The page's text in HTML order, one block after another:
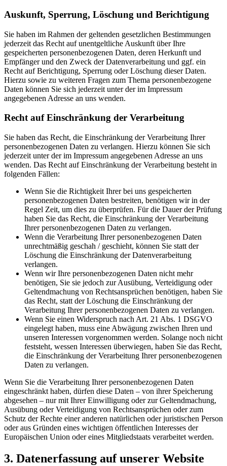
Auskunft, Sperrung, Löschung und Berichtigung
Sie haben im Rahmen der geltenden gesetzlichen Bestimmungen
jederzeit das Recht auf unentgeltliche Auskunft über Ihre
gespeicherten personenbezogenen Daten, deren Herkunft und
Empfänger und den Zweck der Datenverarbeitung und ggf. ein
Recht auf Berichtigung, Sperrung oder Löschung dieser Daten.
Hierzu sowie zu weiteren Fragen zum Thema personenbezogene
Daten können Sie sich jederzeit unter der im Impressum
angegebenen Adresse an uns wenden.
Recht auf Einschränkung der Verarbeitung
Sie haben das Recht, die Einschränkung der Verarbeitung Ihrer
personenbezogenen Daten zu verlangen. Hierzu können Sie sich
jederzeit unter der im Impressum angegebenen Adresse an uns
wenden. Das Recht auf Einschränkung der Verarbeitung besteht in
folgenden Fällen:
Wenn Sie die Richtigkeit Ihrer bei uns gespeicherten
personenbezogenen Daten bestreiten, benötigen wir in der
Regel Zeit, um dies zu überprüfen. Für die Dauer der Prüfung
haben Sie das Recht, die Einschränkung der Verarbeitung
Ihrer personenbezogenen Daten zu verlangen.
Wenn die Verarbeitung Ihrer personenbezogenen Daten
unrechtmäßig geschah / geschieht, können Sie statt der
Löschung die Einschränkung der Datenverarbeitung
verlangen.
Wenn wir Ihre personenbezogenen Daten nicht mehr
benötigen, Sie sie jedoch zur Ausübung, Verteidigung oder
Geltendmachung von Rechtsansprüchen benötigen, haben Sie
das Recht, statt der Löschung die Einschränkung der
Verarbeitung Ihrer personenbezogenen Daten zu verlangen.
Wenn Sie einen Widerspruch nach Art. 21 Abs. 1 DSGVO
eingelegt haben, muss eine Abwägung zwischen Ihren und
unseren Interessen vorgenommen werden. Solange noch nicht
feststeht, wessen Interessen überwiegen, haben Sie das Recht,
die Einschränkung der Verarbeitung Ihrer personenbezogenen
Daten zu verlangen.
Wenn Sie die Verarbeitung Ihrer personenbezogenen Daten
eingeschränkt haben, dürfen diese Daten – von ihrer Speicherung
abgesehen – nur mit Ihrer Einwilligung oder zur Geltendmachung,
Ausübung oder Verteidigung von Rechtsansprüchen oder zum
Schutz der Rechte einer anderen natürlichen oder juristischen Person
oder aus Gründen eines wichtigen öffentlichen Interesses der
Europäischen Union oder eines Mitgliedstaats verarbeitet werden.
3. Datenerfassung auf unserer Website